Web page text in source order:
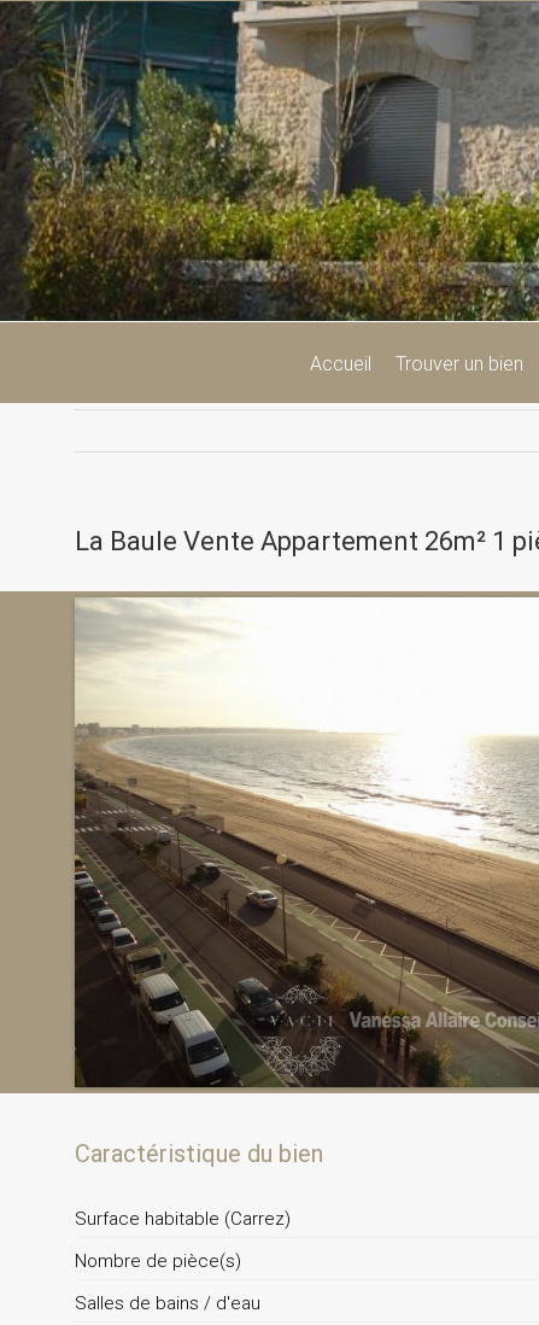
Passer
au
contenu
Accueil Trouver un bien
La Baule Vente Appartement 26m² 1
Caractéristique du bien
Surface habitable (Carrez)
Nombre de pièce(s)
Salles de bains / d'eau